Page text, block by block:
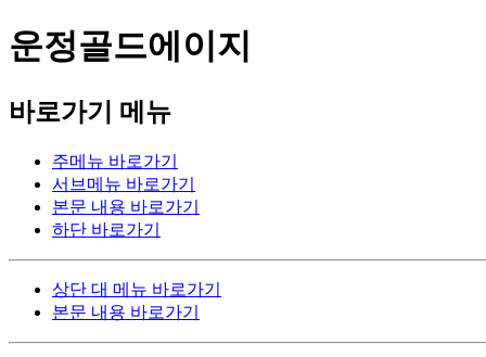
운정골드에이지
바로가기 메뉴
주메뉴 바로가기
서브메뉴 바로가기
본문 내용 바로가기
하단 바로가기
상단 대 메뉴 바로가기
본문 내용 바로가기